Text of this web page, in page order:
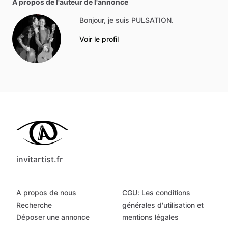
À propos de l'auteur de l'annonce
Bonjour, je suis PULSATION.
Voir le profil
invitartist.fr
A propos de nous
Recherche
Déposer une annonce
CGU: Les conditions
générales d'utilisation et
mentions légales